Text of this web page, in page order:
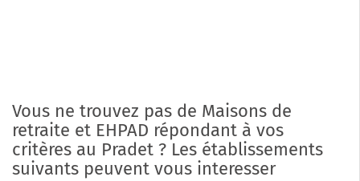
Vous ne trouvez pas de Maisons de
retraite et EHPAD répondant à vos
critères au Pradet ? Les établissements
suivants peuvent vous interesser